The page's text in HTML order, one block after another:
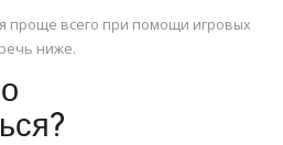
проще всего при помощи игровых
ниже.